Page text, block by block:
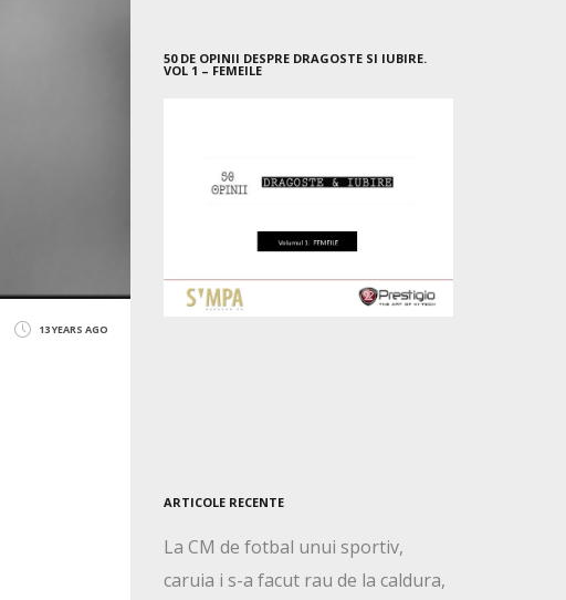
13 YEARS AGO
50 DE OPINII DESPRE DRAGOSTE SI IUBIRE.
VOL 1 – FEMEILE
ARTICOLE RECENTE
La CM de fotbal unui sportiv,
caruia i s-a facut rau de la caldura,